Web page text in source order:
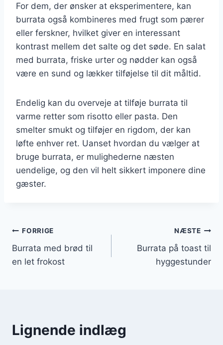
For dem, der ønsker at eksperimentere, kan
burrata også kombineres med frugt som pærer
eller ferskner, hvilket giver en interessant
kontrast mellem det salte og det søde. En salat
med burrata, friske urter og nødder kan også
være en sund og lækker tilføjelse til dit måltid.
Endelig kan du overveje at tilføje burrata til
varme retter som risotto eller pasta. Den
smelter smukt og tilføjer en rigdom, der kan
løfte enhver ret. Uanset hvordan du vælger at
bruge burrata, er mulighederne næsten
uendelige, og den vil helt sikkert imponere dine
gæster.
Indlægsnavigation
FORRIGE
Burrata med brød til
en let frokost
NÆSTE
Burrata på toast til
hyggestunder
Lignende indlæg